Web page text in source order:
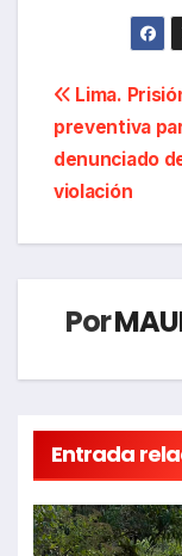
de
Lima.
preventiva
denunciado
violación
Por
Entrada